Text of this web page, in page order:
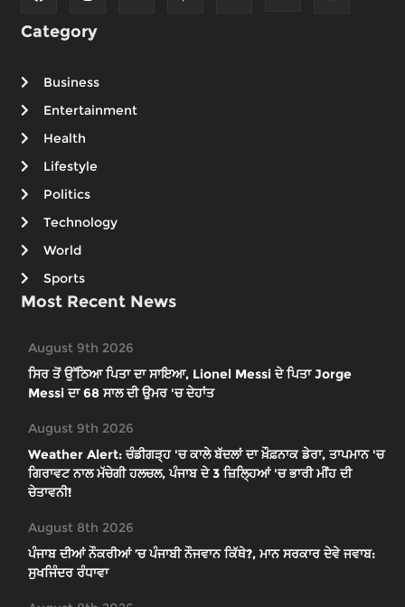
Category
Business
Entertainment
Health
Lifestyle
Politics
Technology
World
Sports
Most Recent News
August 9th 2026
ਸਿਰ ਤੋਂ ਉੱਠਿਆ ਪਿਤਾ ਦਾ ਸਾਇਆ, Lionel Messi ਦੇ ਪਿਤਾ Jorge
Messi ਦਾ 68 ਸਾਲ ਦੀ ਉਮਰ 'ਚ ਦੇਹਾਂਤ
August 9th 2026
Weather Alert: ਚੰਡੀਗੜ੍ਹ 'ਚ ਕਾਲੇ ਬੱਦਲਾਂ ਦਾ ਖ਼ੌਫ਼ਨਾਕ ਡੇਰਾ, ਤਾਪਮਾਨ 'ਚ
ਗਿਰਾਵਟ ਨਾਲ ਮੱਚੇਗੀ ਹਲਚਲ, ਪੰਜਾਬ ਦੇ 3 ਜ਼ਿਲ੍ਹਿਆਂ 'ਚ ਭਾਰੀ ਮੀਂਹ ਦੀ
ਚੇਤਾਵਨੀ!
August 8th 2026
ਪੰਜਾਬ ਦੀਆਂ ਨੌਕਰੀਆਂ ’ਚ ਪੰਜਾਬੀ ਨੌਜਵਾਨ ਕਿੱਥੇ?, ਮਾਨ ਸਰਕਾਰ ਦੇਵੇ ਜਵਾਬ:
ਸੁਖਜਿੰਦਰ ਰੰਧਾਵਾ